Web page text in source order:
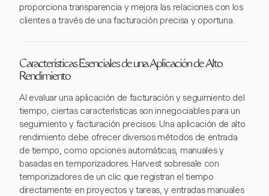
proporciona transparencia y mejora las relaciones con los
clientes a través de una facturación precisa y oportuna.
Características Esenciales de una Aplicación de Alto
Rendimiento
Al evaluar una aplicación de facturación y seguimiento del
tiempo, ciertas características son innegociables para un
seguimiento y facturación precisos. Una aplicación de alto
rendimiento debe ofrecer diversos métodos de entrada
de tiempo, como opciones automáticas, manuales y
basadas en temporizadores. Harvest sobresale con
temporizadores de un clic que registran el tiempo
directamente en proyectos y tareas, y entradas manuales